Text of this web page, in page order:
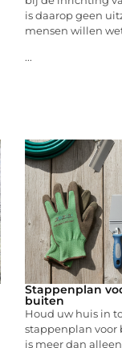
is daarop geen
mensen willen
...
Stappenplan
buiten
Houd uw huis in
stappenplan voor
is meer dan